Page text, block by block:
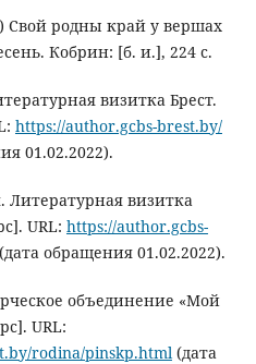
Свой родны край у вершах
Кобрин: [б. и.], 224 с.
визитка Брест.
https://author.gcbs-brest.by/
01.02.2022).
визитка
URL: https://author.gcbs-
обращения 01.02.2022).
объединение «Мой
URL:
rodina/pinskp.html (дата